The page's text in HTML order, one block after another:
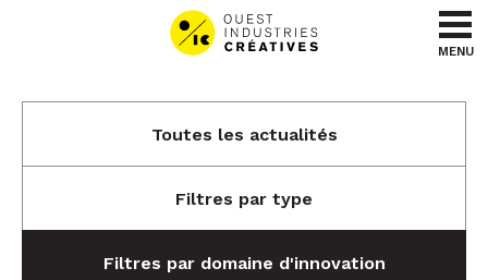
Aller au menu
Aller au contenu
MENU
Toutes les actualités
Filtres par type
Filtres par domaine d'innovation